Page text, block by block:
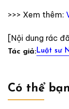
>>> Xem thêm:
[Nội dung rác
Tác giả:Luật sư
Có thể